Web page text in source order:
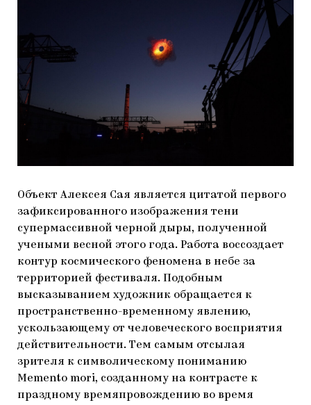
Объект Алексея Сая является цитатой первого
зафиксированного изображения тени
супермассивной черной дыры, полученной
учеными весной этого года. Работа воссоздает
контур космического феномена в небе за
территорией фестиваля. Подобным
высказыванием художник обращается к
пространственно-временному явлению,
ускользающему от человеческого восприятия
действительности. Тем самым отсылая
зрителя к символическому пониманию
Memento mori, созданному на контрасте к
праздному времяпровождению во время